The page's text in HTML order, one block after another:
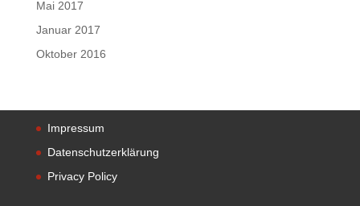
Mai 2017
Januar 2017
Oktober 2016
Impressum
Datenschutzerklärung
Privacy Policy